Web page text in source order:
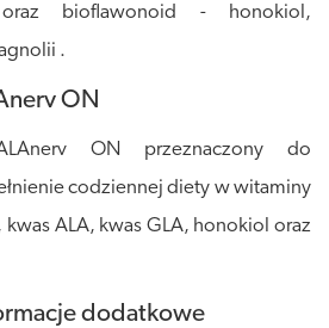
oraz bioflawonoid - honokiol,
.
ON
ON przeznaczony do
codziennej diety w witaminy
ALA, kwas GLA, honokiol oraz
dodatkowe